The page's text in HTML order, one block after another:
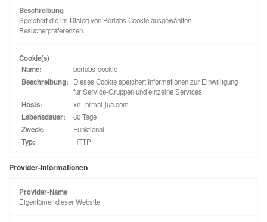
Beschreibung
Speichert die im Dialog von Borlabs Cookie ausgewählten
Besucherpräferenzen.
Cookie(s)
Name:
borlabs-cookie
Beschreibung:
Dieses Cookie speichert Informationen zur Einwilligung
für Service-Gruppen und einzelne Services.
Hosts: xn--hrmal-jua.com
Lebensdauer: 60 Tage
Zweck: Funktional
Typ: HTTP
Provider-Informationen
Provider-Name
Eigentümer dieser Website